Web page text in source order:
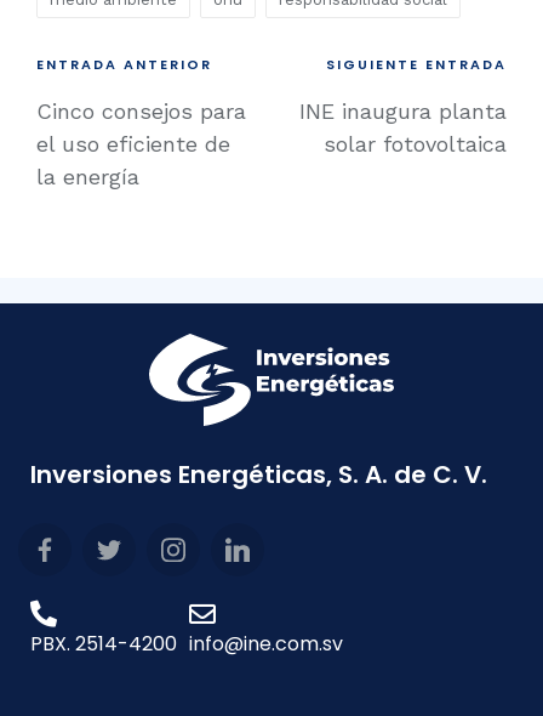
ENTRADA ANTERIOR
Cinco consejos para
el uso eficiente de
la energía
SIGUIENTE ENTRADA
INE inaugura planta
solar fotovoltaica
Inversiones Energéticas, S. A. de C. V.
PBX. 2514-4200 info@ine.com.sv